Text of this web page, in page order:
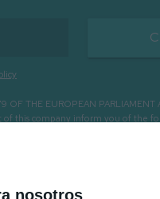
nosotros
OF THE EUROPEAN
this company inform you of the